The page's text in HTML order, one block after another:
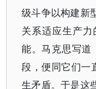
级斗争以构建新
关系适应生产
能。马克思写道
段，便同它们
生矛盾。于是这